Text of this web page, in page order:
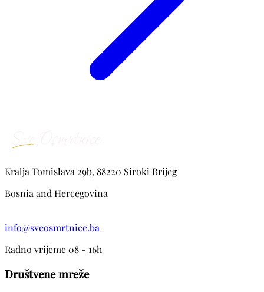
Kralja Tomislava 29b, 88220 Siroki Brijeg
Bosnia and Hercegovina
info@sveosmrtnice.ba
Radno vrijeme 08 - 16h
Društvene mreže